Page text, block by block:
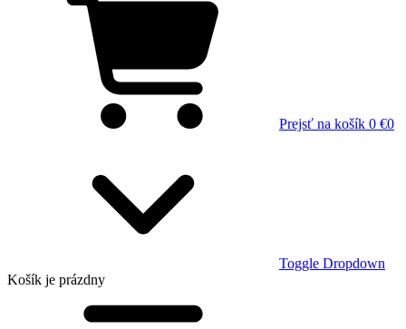
Prejsť na košík 0 €0
Toggle Dropdown
Košík je prázdny